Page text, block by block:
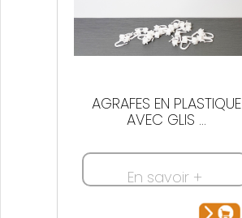
AGRAFES EN PLASTIQUE
AVEC GLIS ...
En savoir +